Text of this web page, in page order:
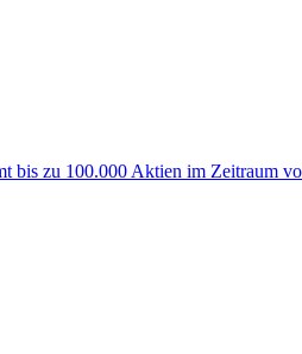
bis zu 100.000 Aktien im Zeitraum